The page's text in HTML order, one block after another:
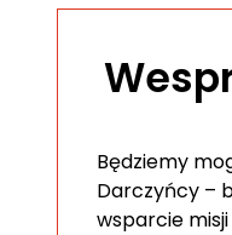
Będziemy
Darczyńcy –
wsparcie